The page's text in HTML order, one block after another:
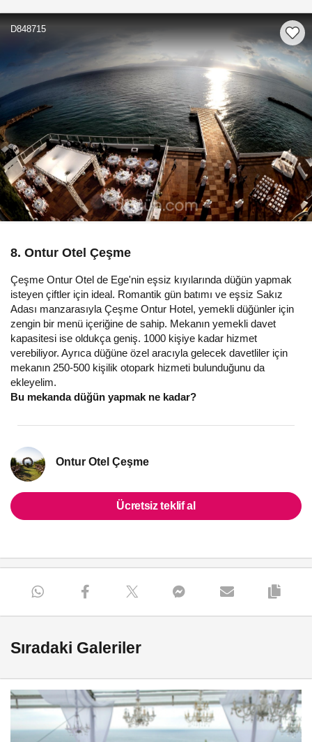
D848715
8. Ontur Otel Çeşme
Çeşme Ontur Otel de Ege'nin eşsiz kıyılarında düğün yapmak
isteyen çiftler için ideal. Romantik gün batımı ve eşsiz Sakız
Adası manzarasıyla Çeşme Ontur Hotel, yemekli düğünler için
zengin bir menü içeriğine de sahip. Mekanın yemekli davet
kapasitesi ise oldukça geniş. 1000 kişiye kadar hizmet
verebiliyor. Ayrıca düğüne özel aracıyla gelecek davetliler için
mekanın 250-500 kişilik otopark hizmeti bulunduğunu da
ekleyelim.
Bu mekanda düğün yapmak ne kadar?
Ontur Otel Çeşme
Ücretsiz teklif al
Sıradaki Galeriler